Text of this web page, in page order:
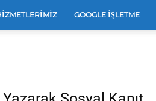
GOOGLE İŞLETME